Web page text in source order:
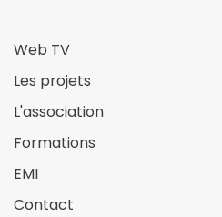
Web TV
Les projets
L'association
Formations
EMI
Contact